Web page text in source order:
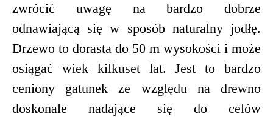
zwrócić uwagę na bardzo dobrze
odnawiającą się w sposób naturalny jodłę.
Drzewo to dorasta do 50 m wysokości i może
osiągać wiek kilkuset lat. Jest to bardzo
ceniony gatunek ze względu na drewno
doskonale nadające się do celów